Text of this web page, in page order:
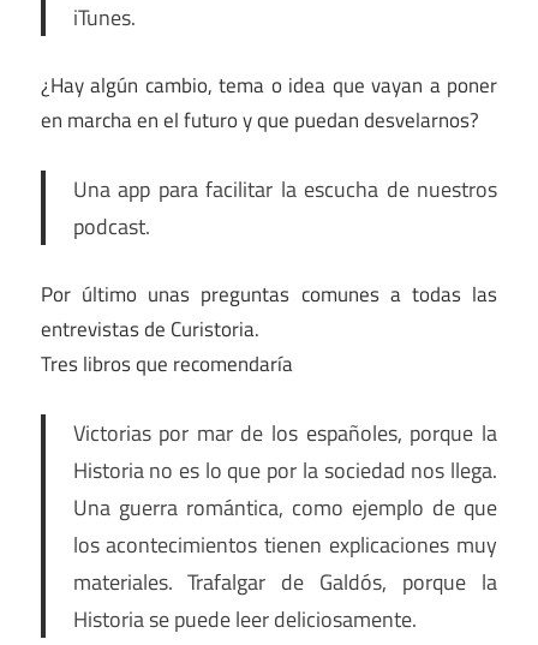
iTunes.
¿Hay algún cambio, tema o idea que vayan a poner
en marcha en el futuro y que puedan desvelarnos?
Una app para facilitar la escucha de nuestros
podcast.
Por último unas preguntas comunes a todas las
entrevistas de Curistoria.
Tres libros que recomendaría
Victorias por mar de los españoles, porque la
Historia no es lo que por la sociedad nos llega.
Una guerra romántica, como ejemplo de que
los acontecimientos tienen explicaciones muy
materiales. Trafalgar de Galdós, porque la
Historia se puede leer deliciosamente.